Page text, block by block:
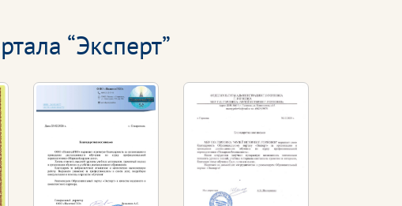
“Эксперт”